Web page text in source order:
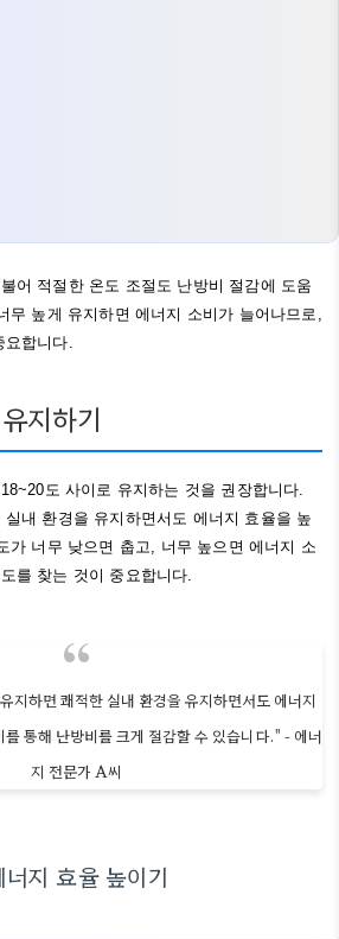
어 적절한 온도 조절도 난방비 절감에 도움
무 높게 유지하면 에너지 소비가 늘어나므로,
요합니다.
지하기
도 사이로 유지하는 것을 권장합니다.
내 환경을 유지하면서도 에너지 효율을 높
가 너무 낮으면 춥고, 너무 높으면 에너지 소
를 찾는 것이 중요합니다.
지하면 쾌적한 실내 환경을 유지하면서도 에너지
통해 난방비를 크게 절감할 수 있습니다." - 에너
지 전문가 A씨
지 효율 높이기